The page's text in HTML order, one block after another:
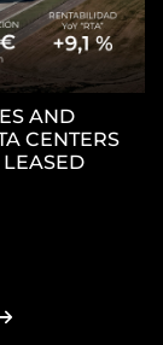
AND
CENTERS